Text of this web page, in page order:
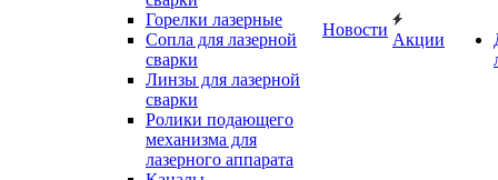
Горелки лазерные
Сопла для лазерной
сварки
Линзы для лазерной
сварки
Ролики подающего
механизма для
лазерного аппарата
Новости
Акции